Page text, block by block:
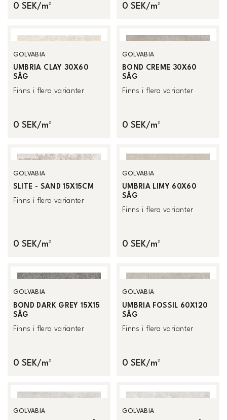
0 SEK/m² 0 SEK/m²
GOLVABIA
UMBRIA CLAY 30X60
SÅG
Finns i flera varianter
0 SEK/m²
GOLVABIA
BOND CREME 30X60
SÅG
Finns i flera varianter
0 SEK/m²
GOLVABIA
SLITE - SAND 15X15CM
Finns i flera varianter
0 SEK/m²
GOLVABIA
UMBRIA LIMY 60X60
SÅG
Finns i flera varianter
0 SEK/m²
GOLVABIA
BOND DARK GREY 15X15
SÅG
Finns i flera varianter
0 SEK/m²
GOLVABIA
UMBRIA FOSSIL 60X120
SÅG
Finns i flera varianter
0 SEK/m²
GOLVABIA GOLVABIA